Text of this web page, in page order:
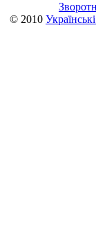
© 2010